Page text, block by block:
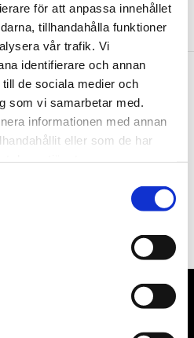
för att anpassa innehållet
tillhandahålla funktioner
vår trafik. Vi
identifierare och annan
de sociala medier och
som vi samarbetar med.
informationen med annan
eller som de har